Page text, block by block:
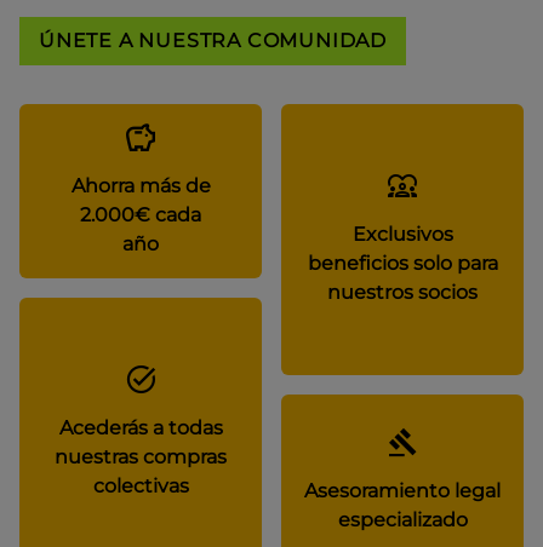
ÚNETE A NUESTRA COMUNIDAD
Ahorra más de
2.000€ cada
año
Exclusivos
beneficios solo para
nuestros socios
Acederás a todas
nuestras compras
colectivas
Asesoramiento legal
especializado